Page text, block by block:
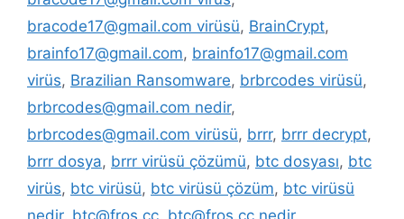
bracode17@gmail.com virüsü, BrainCrypt,
brainfo17@gmail.com, brainfo17@gmail.com
virüs, Brazilian Ransomware, brbrcodes virüsü,
brbrcodes@gmail.com nedir,
brbrcodes@gmail.com virüsü, brrr, brrr decrypt,
brrr dosya, brrr virüsü çözümü, btc dosyası, btc
virüs, btc virüsü, btc virüsü çözüm, btc virüsü
nedir, btc@fros.cc, btc@fros.cc nedir,